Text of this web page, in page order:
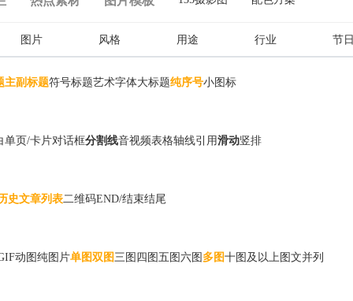
图片 风格 用途 行业 节日
主副标题符号标题艺术字体大标题纯序号小图标
单页/卡片对话框分割线音视频表格轴线引用滑动竖排
史文章列表二维码END/结束结尾
动图 纯图片单图双图三图 四图 五图 六图 多图十图及以上图文并列